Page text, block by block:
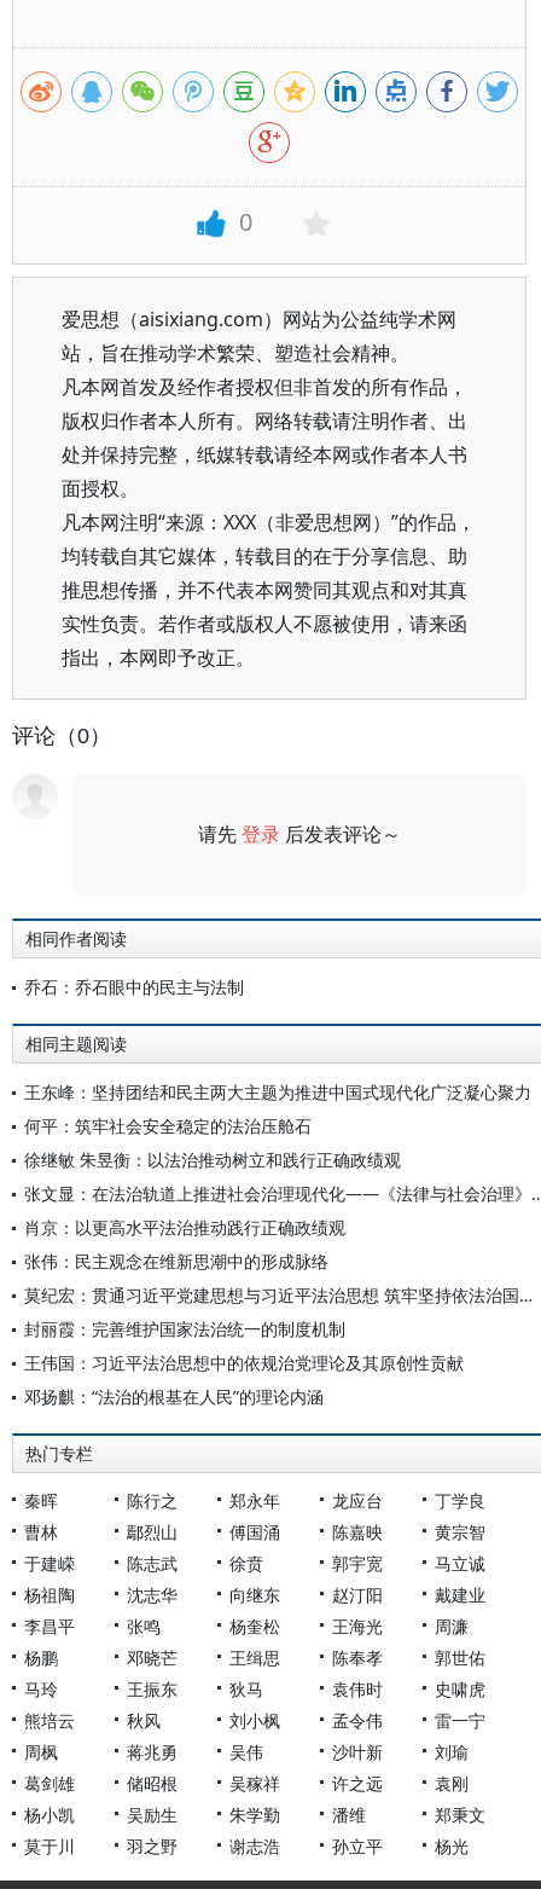
0
爱思想（aisixiang.com）网站为公益纯学术网
站，旨在推动学术繁荣、塑造社会精神。
凡本网首发及经作者授权但非首发的所有作品，
版权归作者本人所有。网络转载请注明作者、出
处并保持完整，纸媒转载请经本网或作者本人书
面授权。
凡本网注明“来源：XXX（非爱思想网）”的作品，
均转载自其它媒体，转载目的在于分享信息、助
推思想传播，并不代表本网赞同其观点和对其真
实性负责。若作者或版权人不愿被使用，请来函
指出，本网即予改正。
评论（0）
请先登录 后发表评论～
相同作者阅读
乔石：乔石眼中的民主与法制
相同主题阅读
王东峰：坚持团结和民主两大主题为推进中国式现代化广泛凝心聚力
何平：筑牢社会安全稳定的法治压舱石
徐继敏 朱昱衡：以法治推动树立和践行正确政绩观
张文显：在法治轨道上推进社会
肖京：以更高水平法治推动践行正确政绩观
张伟：民主观念在维新思潮中的形成脉络
莫纪宏：贯通习近平党建思想与习近平法治思想 筑牢坚持依法治国和依规治党有机统一的理论根基
封丽霞：完善维护国家法治统一的制度机制
王伟国：习近平法治思想中的依规治党理论及其原创性贡献
邓扬麒：“法治的根基在人民”的理论内涵
热门专栏
秦晖 陈行之 郑永年 龙应台
丁学良
曹林
鄢烈山 傅国涌 陈嘉映
黄宗智
于建嵘
陈志武 徐贲 郭宇宽
马立诚
杨祖陶
沈志华 向继东 赵汀阳
戴建业
李昌平
张鸣 杨奎松 王海光
周濂
杨鹏
邓晓芒 王缉思 陈奉孝
郭世佑
马玲
王振东 狄马 袁伟时
史啸虎
熊培云
秋风 刘小枫 孟令伟
雷一宁
周枫
蒋兆勇 吴伟 沙叶新
刘瑜
葛剑雄
储昭根 吴稼祥 许之远
袁刚
杨小凯
吴励生 朱学勤 潘维
郑秉文
莫于川
羽之野 谢志浩 孙立平 杨光